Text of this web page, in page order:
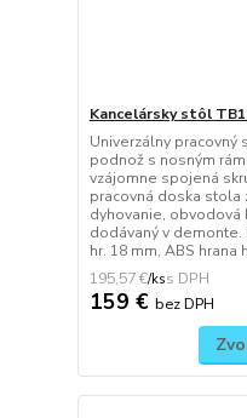
Kancelársky stôl
Univerzálny pracovný
podnož s nosným
vzájomne spojená
pracovná doska stola
dyhovanie, obvodová
dodávaný v demonte.
hr. 18 mm, ABS hrana
195,57 €/ks
159 € bez DPH